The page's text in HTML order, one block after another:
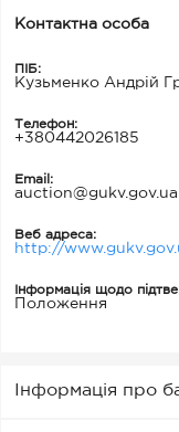
Контактна особа
ПІБ:
Кузьменко Андрій
Телефон:
+380442026185
Email:
auction@gukv.gov.ua
Веб адреса:
http://
Інформація щодо
Положення
Інформація про